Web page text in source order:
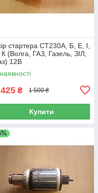
стартера СТ230А, Б, Е, І,
(Волга, ГАЗ, Газель, ЗІЛ,
12В
₴ 1 500 ₴
Купити